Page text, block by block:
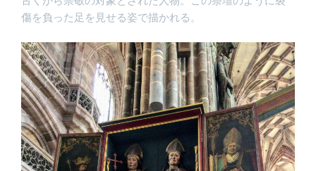
傷を負った足を見せる姿で描かれる。